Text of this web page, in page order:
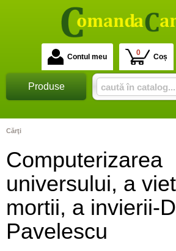
Contul meu 0 Coș
Produse
Cărţi
Computerizarea
universului, a
mortii, a invierii-
Pavelescu